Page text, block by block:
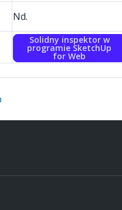
Nd.
Solidny inspektor w
programie SketchUp
for Web